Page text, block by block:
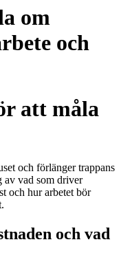
om
och
att måla
och förlänger trappans
av vad som driver
och hur arbetet bör
och vad